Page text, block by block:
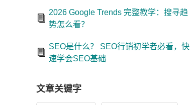
2026 Google Trends 完整教学：搜寻趋
势怎么看？
SEO是什么？ SEO行销初学者必看，快
速学会SEO基础
文章关键字